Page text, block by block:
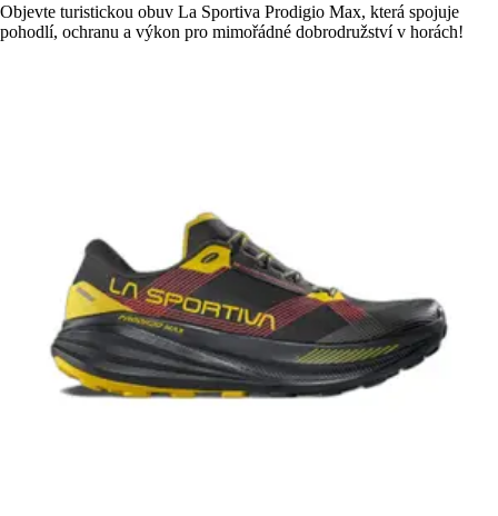
Objevte turistickou obuv La Sportiva Prodigio Max, která spojuje
pohodlí, ochranu a výkon pro mimořádné dobrodružství v horách!